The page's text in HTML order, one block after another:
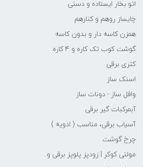
اتو بخار ایستاده و دستی
چایساز روهم و کنارهم
همزن کاسه دار و بدون کاسه
گوشت کوب تک کاره و 4 کاره
کتری برقی
اسنک ساز
وافل ساز - دونات ساز
آبمرکبات گیر برقی
آسیاب برقی، مناسب ( ادویه )
چرخ گوشت
مولتی کوکر | زودپز پلوپز برقی و..